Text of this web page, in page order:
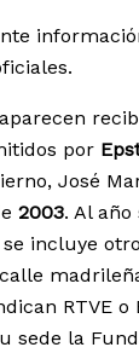
por
José
2003. Al
incluye
RTVE o
sede la